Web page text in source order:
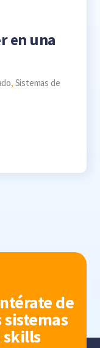
en una
, Sistemas de
de
sistemas
skills